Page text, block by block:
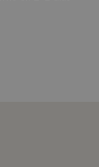
de la madera y el